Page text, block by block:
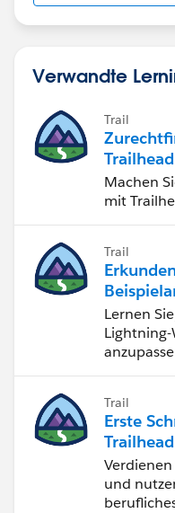
Verwandte
Trail
Trailhead
Machen
mit
Trail
Lernen
Trail
Erste
Trailhead
Verdienen
und